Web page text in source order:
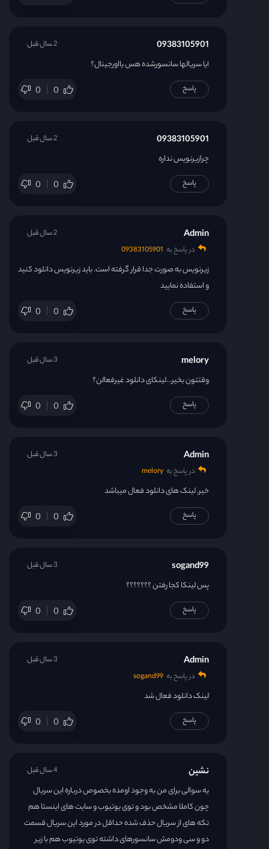
09383105901
ایا سریالها سانسورشده هس یااورجینال؟
0 0
2 سال قبل
پاسخ
09383105901
چرازیرنویس نداره
0 0
2 سال قبل
پاسخ
Admin
در پاسخ به 09383105901
زیرنویس به صورت جدا قرار گرفته است. باید زیرنویس دانلود کنید
و استفاده نمایید
0 0
2 سال قبل
پاسخ
melory
وقتتون بخیر…لینکای دانلود غیرفعالن؟
0 0
3 سال قبل
پاسخ
Admin
در پاسخ به melory
خیر. لینک های دانلود فعال میباشد
0 0
3 سال قبل
پاسخ
sogand99
پس لینکا کجا رفتن ؟؟؟؟؟؟؟
0 0
3 سال قبل
پاسخ
Admin
در پاسخ به sogand99
لینک دانلود فعال شد
0 0
3 سال قبل
پاسخ
نشین
یه سوالی برای من به وجود اومده بخصوص درباره این سریال
چون کاملا مشخص بود و توی یوتیوب و سایت های اینستا هم
تکه های از سریال حذف شده حداقل در مورد این سریال قسمت
دو و سی ودومش سانسورهای داشته توی یوتیوب هم با زیر
4 سال قبل